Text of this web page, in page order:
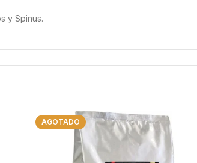
y Spinus.
AGOTADO